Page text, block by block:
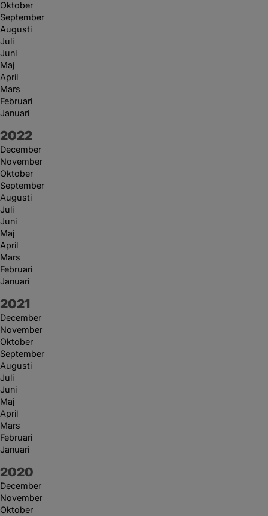
Oktober
September
Augusti
Juli
Juni
Maj
April
Mars
Februari
Januari
År:
2022
December
November
Oktober
September
Augusti
Juli
Juni
Maj
April
Mars
Februari
Januari
År:
2021
December
November
Oktober
September
Augusti
Juli
Juni
Maj
April
Mars
Februari
Januari
År:
2020
December
November
Oktober